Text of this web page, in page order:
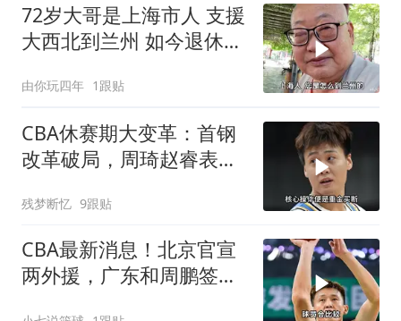
72岁大哥是上海市人 支援
大西北到兰州 如今退休安
由你玩四年 1跟贴
CBA休赛期大变革：首钢
改革破局，周琦赵睿表态
残梦断忆 9跟贴
CBA最新消息！北京官宣
两外援，广东和周鹏签约